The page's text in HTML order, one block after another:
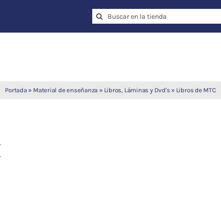
Search
Portada » Material de enseñanza » Libros, Láminas y Dvd's » Libros de MTC